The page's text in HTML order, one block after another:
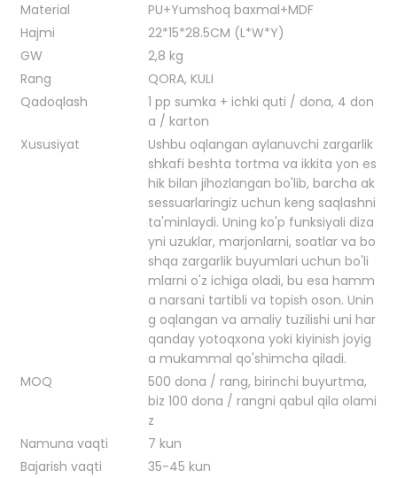
Material
PU+Yumshoq baxmal+MDF
Hajmi
22*15*28.5CM (L*W*Y)
GW
2,8 kg
Rang
QORA, KULI
Qadoqlash
1 pp sumka + ichki quti / dona, 4 don
a / karton
Xususiyat
Ushbu oqlangan aylanuvchi zargarlik
shkafi beshta tortma va ikkita yon es
hik bilan jihozlangan bo'lib, barcha ak
sessuarlaringiz uchun keng saqlashni
ta'minlaydi. Uning ko'p funksiyali diza
yni uzuklar, marjonlarni, soatlar va bo
shqa zargarlik buyumlari uchun bo'li
mlarni o'z ichiga oladi, bu esa hamm
a narsani tartibli va topish oson. Unin
g oqlangan va amaliy tuzilishi uni har
qanday yotoqxona yoki kiyinish joyig
a mukammal qo'shimcha qiladi.
MOQ
500 dona / rang, birinchi buyurtma,
biz 100 dona / rangni qabul qila olami
z
Namuna vaqti
7 kun
Bajarish vaqti
35-45 kun